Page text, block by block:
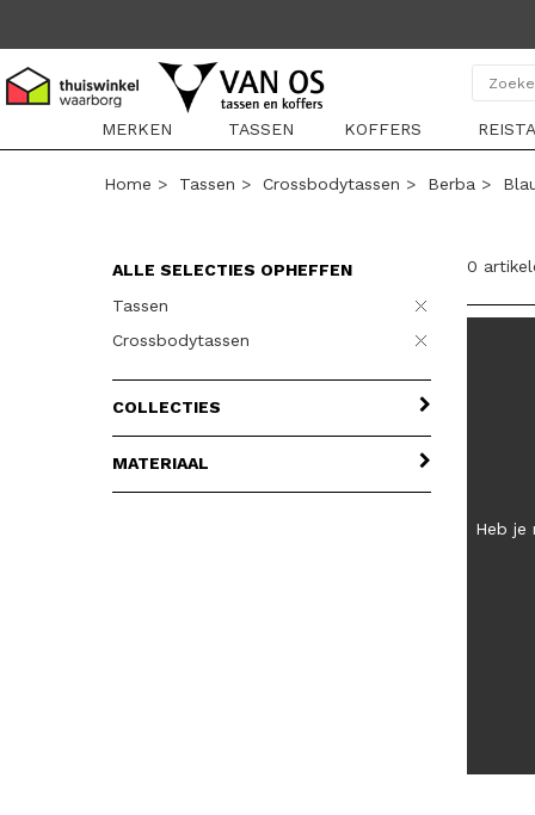
MERKEN
TASSEN KOFFERS
Home > Tassen > Crossbodytassen > Berba >
ALLE SELECTIES OPHEFFEN
Tassen
Crossbodytassen
COLLECTIES
MATERIAAL
0
Heb je